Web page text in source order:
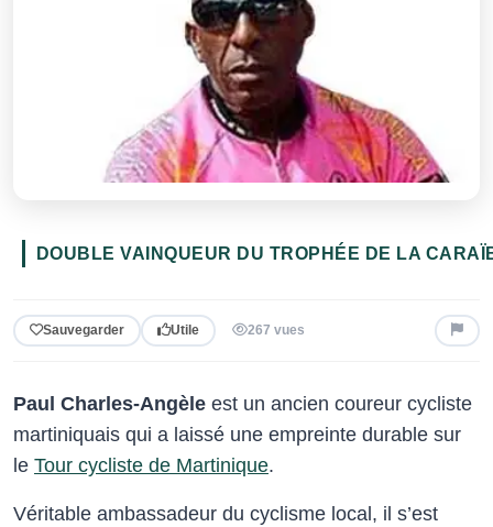
DOUBLE VAINQUEUR DU TROPHÉE DE LA
Sauvegarder Utile 267 vues
Paul Charles-Angèle est un ancien coureur cycliste
martiniquais qui a laissé une empreinte durable sur
le Tour cycliste de Martinique.
Véritable ambassadeur du cyclisme local, il s’est